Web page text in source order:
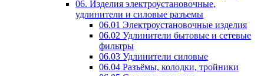
06. Изделия электроустановочные,
удлинители и силовые разъемы
06.01 Электроустановочные изделия
06.02 Удлинители бытовые и сетевые
фильтры
06.03 Удлинители силовые
06.04 Разъёмы, колодки, тройники